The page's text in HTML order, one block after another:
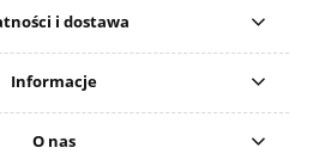
i dostawa
Informacje
O nas